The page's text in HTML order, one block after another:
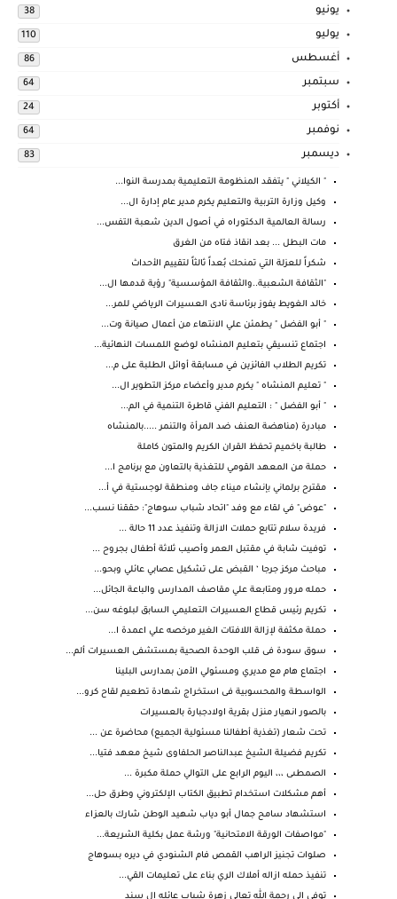
يونيو 38
يوليو 110
أغسطس 86
سبتمبر 64
أكتوبر 24
نوفمبر 64
ديسمبر 83
" الكيلاني " يتفقد المنظومة التعليمية بمدرسة النوا...
وكيل وزارة التربية والتعليم يكرم مدير عام إدارة ال...
رسالة العالمية الدكتوراه في أصول الدين شعبة التفس...
مات البطل ... بعد انقاذ فتاه من الغرق
شكراً للعزلة التي تمنحك بُعداً ثالثاً لتقييم الأحداث
"الثقافة الشعبية..والثقافة المؤسسية" رؤية قدمها ال...
خالد الغويط يفوز برئاسة نادى العسيرات الرياضي للمر...
" أبو الفضل " يطمئن علي الانتهاء من أعمال صيانة وت...
اجتماع تنسيقي بتعليم المنشاه لوضع اللمسات النهائية...
تكريم الطلاب الفائزين في مسابقة أوائل الطلبة على م...
" تعليم المنشاه " يكرم مدير وأعضاء مركز التطوير ال...
" أبو الفضل " : التعليم الفني قاطرة التنمية في الم...
مبادرة (مناهضة العنف ضد المرأة والتنمر .....بالمنشاه
طالبة باخميم تحفظ القران الكريم والمتون كاملة
حملة من المعهد القومي للتغذية بالتعاون مع برنامج ا...
مقترح برلماني بإنشاء ميناء جاف ومنطقة لوجستية في أ...
"عوض" في لقاء مع وفد "اتحاد شباب سوهاج": حققنا نسب...
فريدة سلام تتابع حملات الازالة وتنفيذ عدد 11 حالة ...
توفيت شابة في مقتبل العمر وأصيب ثلاثة أطفال بجروح ...
مباحث مركز جرجا ‘ القبض على تشكيل عصابي عائلي وبحو...
حمله مرور ومتابعة علي مقاصف المدارس والباعة الجائل...
تكريم رئيس قطاع العسيرات التعليمي السابق لبلوغه سن...
حملة مكثفة لإزالة اللافتات الغير مرخصه علي اعمدة ا...
سوق سودة فى قلب الوحدة الصحية بمستشفى العسيرات ألم...
اجتماع هام مع مديري ومسئولي الأمن بمدارس البلينا
الواسطة والمحسوبية فى استخراج شهادة تطعيم لقاح كرو...
بالصور انهيار منزل بقرية اولادجبارة بالعسيرات
تحت شعار (تغذية أطفالنا مسئولية الجميع) محاضرة عن ...
تكريم فضيلة الشيخ عبدالناصر الحلفاوى شيخ معهد فتيا...
الصمطىى ،،، اليوم الرابع على التوالي حملة مكبرة ...
أهم مشكلات استخدام تطبيق الكتاب الإلكتروني وطرق حل...
استشهاد سامح جمال أبو دياب شهيد الوطن شارك بالعزاء
"مواصفات الورقة الامتحانية" ورشة عمل بكلية الشريعة...
صلوات تجنيز الراهب القمص فام الشنودي في ديره بسوهاج
تنفيذ حمله ازاله أملاك الري بناء على تعليمات القي...